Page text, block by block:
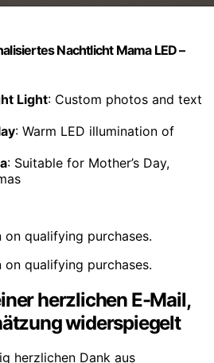
Nachtlicht Mama LED –
Light: Custom photos and text
: Warm LED illumination of
: Suitable for Mother’s Day,
qualifying purchases.
qualifying purchases.
herzlichen E-Mail,
widerspiegelt